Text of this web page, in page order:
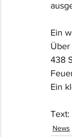
Ein
438
Ein
Text:
News